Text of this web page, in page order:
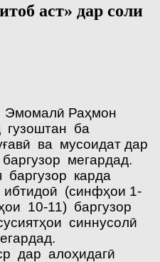
аст» дар соли
Эмомалӣ Раҳмон
гузоштан ба
ва мусоидат дар
мегардад.
баргузор карда
(синфҳои 1-
10-11) баргузор
синнусолӣ
дар алоҳидагӣ